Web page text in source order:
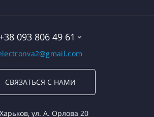
+38 093 806 49 61
СВЯЗАТЬСЯ С НАМИ
ул. А. Орлова 20